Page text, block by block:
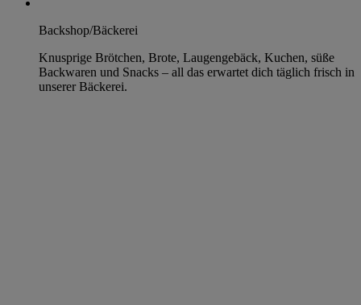
Backshop/Bäckerei
Knusprige Brötchen, Brote, Laugengebäck, Kuchen, süße
Backwaren und Snacks – all das erwartet dich täglich frisch in
unserer Bäckerei.